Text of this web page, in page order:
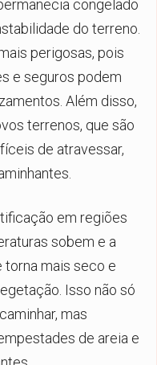
congelado
do terreno.
perigosas, pois
e seguros podem
Além disso,
terrenos, que são
de atravessar,
em regiões
sobem e a
torna mais seco e
Isso não só
mas
de areia e